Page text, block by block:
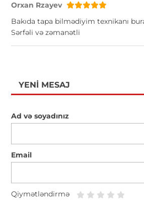
Orxan Rzayev
Bakıda tapa bilmədiyim texnikanı
Sərfəli və zəmanətli
YENI MESAJ
Ad və soyadınız
Email
Qiymətləndirmə